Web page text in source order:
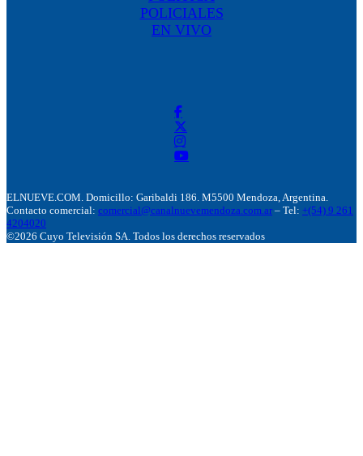
POLICIALES
EN VIVO
ELNUEVE.COM. Domicillo: Garibaldi 186. M5500 Mendoza, Argentina.
Contacto comercial: comercial@canalnuevemendoza.com.ar – Tel: +(54) 9 261
4204020
©2026 Cuyo Televisión SA. Todos los derechos reservados